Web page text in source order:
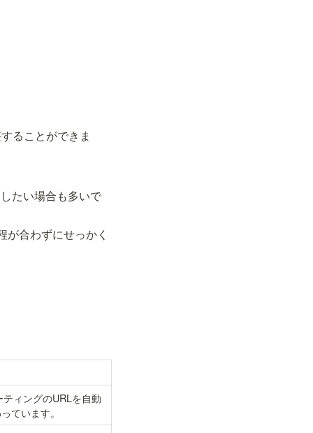
ることができま
たい場合も多いで
合わずにせっかく
ィングのURLを自動
ています。